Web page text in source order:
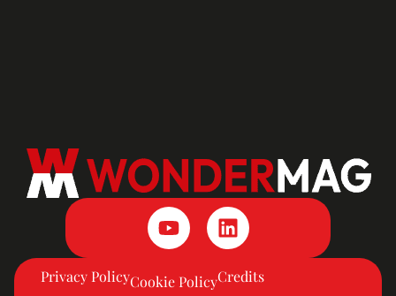
Privacy PolicyCookie PolicyCredits